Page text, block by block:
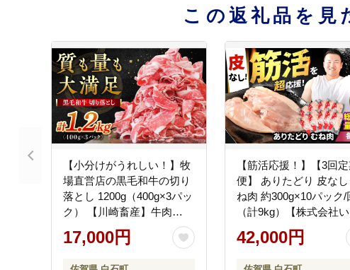
この返礼品を見
【小分けがうれしい！】牧
場直営店の黒毛和牛の切り
落とし 1200g（400g×3パッ
ク） 【川崎畜産】牛肉
17,000円
【筋活応援！】【3回
便】 ありたどり 皮なし
ね肉 約300g×10パック/
（計9kg）【株式会社
は精肉店】鶏肉
42,000円